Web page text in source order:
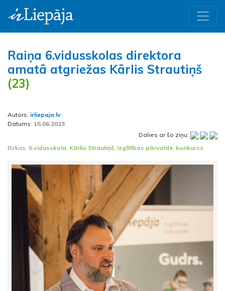
Raiņa 6.vidusskolas direktora
amatā atgriežas Kārlis Strautiņš
(23)
Autors: irliepaja.lv
Datums: 15.06.2023
Dalies ar šo ziņu:
Birkas: 6.vidusskola Kārlis Strautiņš Izglītības pārvalde konkurss